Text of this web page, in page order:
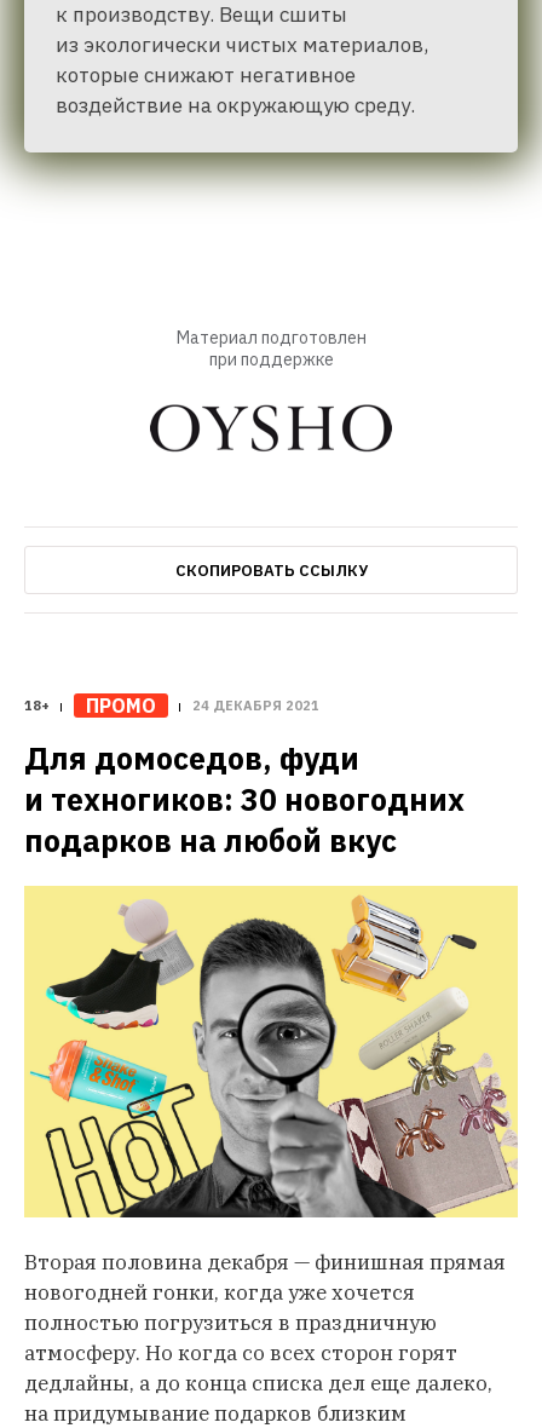
к производству. Вещи сшиты
из экологически чистых материалов,
которые снижают негативное
воздействие на окружающую среду.
Материал подготовлен
при поддержке
СКОПИРОВАТЬ ССЫЛКУ
18+ ПРОМО 24 ДЕКАБРЯ 2021
Для домоседов, фуди
и техногиков: 30 новогодних
подарков на любой вкус
Вторая половина декабря — финишная прямая
новогодней гонки, когда уже хочется
полностью погрузиться в праздничную
атмосферу. Но когда со всех сторон горят
дедлайны, а до конца списка дел еще далеко,
на придумывание подарков близким